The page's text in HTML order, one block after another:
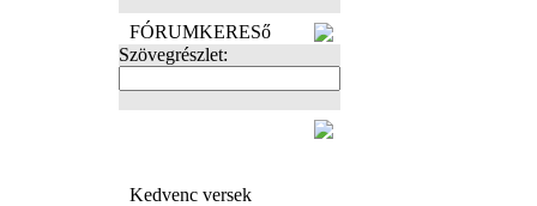
FÓRUMKERESő
Szövegrészlet:
Kedvenc versek